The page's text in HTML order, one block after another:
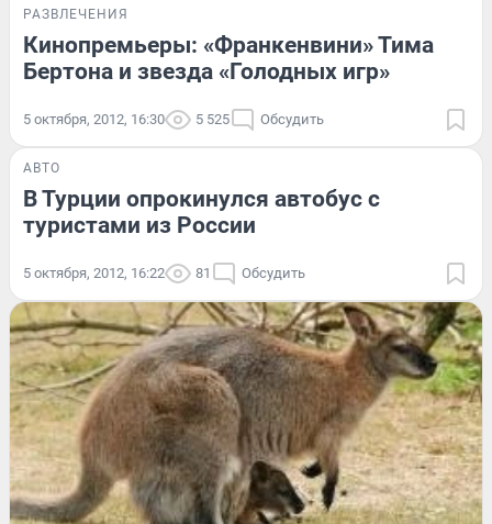
РАЗВЛЕЧЕНИЯ
Кинопремьеры: «Франкенвини» Тима
Бертона и звезда «Голодных игр»
5 октября, 2012, 16:30 5 525 Обсудить
АВТО
В Турции опрокинулся автобус с
туристами из России
5 октября, 2012, 16:22 81 Обсудить